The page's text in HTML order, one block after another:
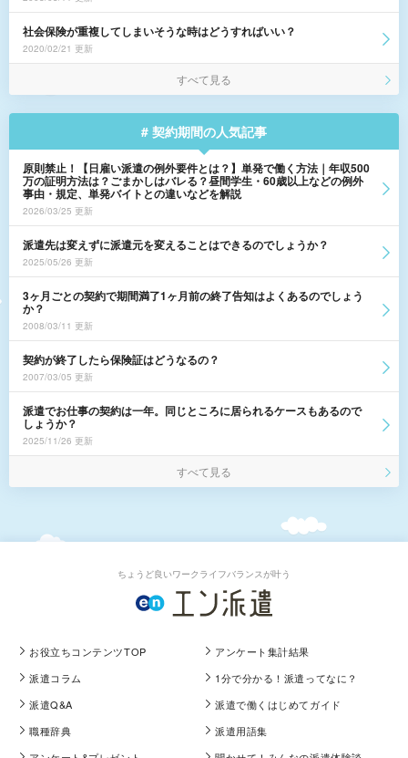
社会保険が重複してしまいそうな時はどうすればいい？
2020/02/21 更新
すべて見る
# 契約期間の人気記事
原則禁止！【日雇い派遣の例外要件とは？】単発で働く方法｜年収500
万の証明方法は？ごまかしはバレる？昼間学生・60歳以上などの例外
事由・規定、単発バイトとの違いなどを解説
2026/03/25 更新
派遣先は変えずに派遣元を変えることはできるのでしょうか？
2025/05/26 更新
3ヶ月ごとの契約で期間満了1ヶ月前の終了告知はよくあるのでしょう
か？
2008/03/11 更新
契約が終了したら保険証はどうなるの？
2007/03/05 更新
派遣でお仕事の契約は一年。同じところに居られるケースもあるので
しょうか？
2025/11/26 更新
すべて見る
ちょうど良いワークライフバランスが叶う
お役立ちコンテンツTOP
アンケート集計結果
派遣コラム
1分で分かる！派遣ってなに？
派遣Q&A
派遣で働くはじめてガイド
職種辞典
派遣用語集